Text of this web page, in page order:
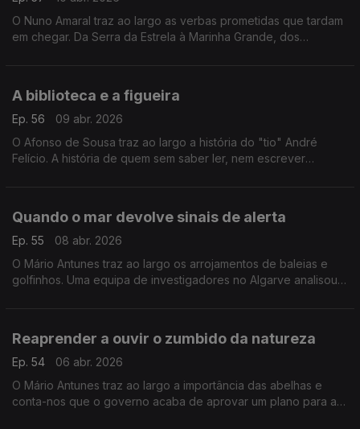
O Nuno Amaral traz ao largo as verbas prometidas que tardam
em chegar. Da Serra da Estrela à Marinha Grande, dos
A biblioteca e a figueira
Ep. 56
09 abr. 2026
O Afonso de Sousa traz ao largo a história do "tio" André
Felício. A história de quem sem saber ler, nem escrever
Quando o mar devolve sinais de alerta
Ep. 55
08 abr. 2026
O Mário Antunes traz ao largo os arrojamentos de baleias e
golfinhos. Uma equipa de investigadores no Algarve analisou
Reaprender a ouvir o zumbido da natureza
Ep. 54
06 abr. 2026
O Mário Antunes traz ao largo a importância das abelhas e
conta-nos que o governo acaba de aprovar um plano para a